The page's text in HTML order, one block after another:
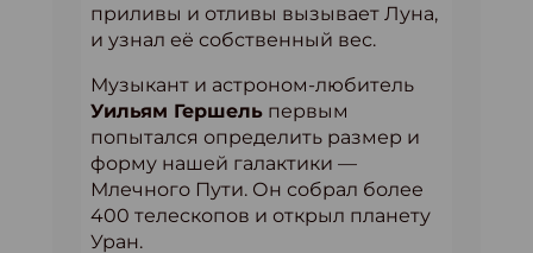
приливы и отливы вызывает Луна,
и узнал её собственный вес.
Музыкант и астроном-любитель
Уильям Гершель первым
попытался определить размер и
форму нашей галактики —
Млечного Пути. Он собрал более
400 телескопов и открыл планету
Уран.